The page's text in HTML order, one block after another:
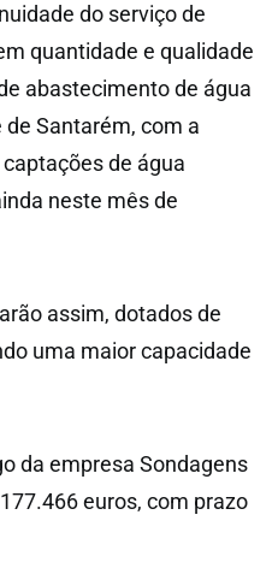
do serviço de
quantidade e qualidade
abastecimento de água
Santarém, com a
de água
neste mês de
assim, dotados de
uma maior capacidade
da empresa Sondagens
euros, com prazo